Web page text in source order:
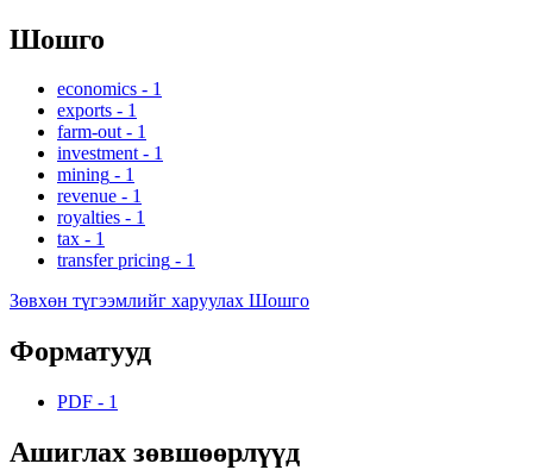
Шошго
economics - 1
exports - 1
farm-out - 1
investment - 1
mining - 1
revenue - 1
royalties - 1
tax - 1
transfer pricing - 1
Зөвхөн түгээмлийг харуулах Шошго
Форматууд
PDF - 1
Ашиглах зөвшөөрлүүд